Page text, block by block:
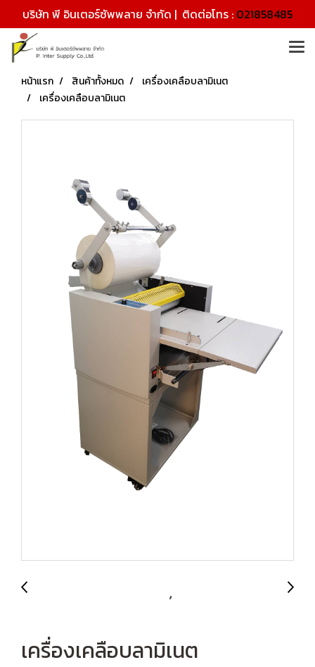
บริษัท พี อินเตอร์ซัพพลาย จำกัด | ติดต่อโทร : 021858485
หน้าแรก สินค้าทั้งหมด
เครื่องเคลือบลามิเนต
เครื่องเคลือบลามิเนต
เครื่องเคลือบลามิเนต